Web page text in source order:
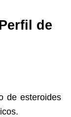
de
de esteroides